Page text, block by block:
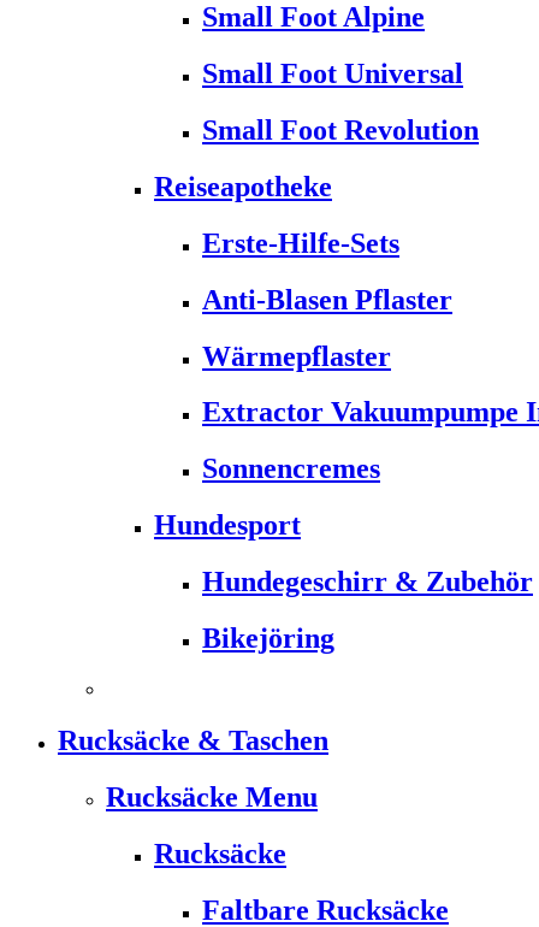
Small Foot Alpine
Small Foot Universal
Small Foot Revolution
Reiseapotheke
Erste-Hilfe-Sets
Anti-Blasen Pflaster
Wärmepflaster
Extractor Vakuumpumpe
Sonnencremes
Hundesport
Hundegeschirr & Zubehör
Bikejöring
Rucksäcke & Taschen
Rucksäcke Menu
Rucksäcke
Faltbare Rucksäcke